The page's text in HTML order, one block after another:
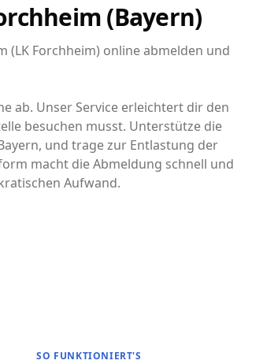
(Bayern)
(LK Forchheim) online abmelden und
ab. Unser Service erleichtert dir den
besuchen musst. Unterstütze die
und trage zur Entlastung der
macht die Abmeldung schnell und
Aufwand.
SO FUNKTIONIERT'S